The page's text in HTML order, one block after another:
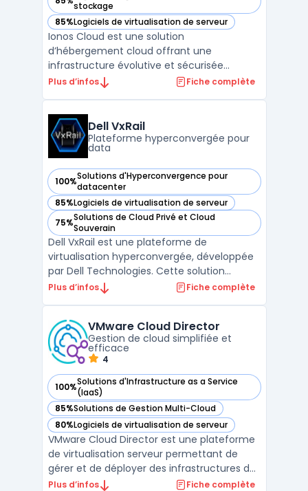
stockage
— voir Ionos Cloud dans cette catégorie
85%Logiciels de virtualisation de serveur
— voir Ionos Cloud dans cette catégorie
Ionos Cloud est une solution
d’hébergement cloud offrant une
infrastructure évolutive et sécurisée
adaptée aux besoins des entreprises. Grâce
haut niveau de flexibilité et d’évolutivité. La
plateforme assure une gest ...
Plus d’infos Fiche complète
Dell VxRail
Plateforme hyperconvergée pour
data
100%Solutions d'Hyperconvergence pour
datacenter
— voir Dell VxRail dans cette catégorie
85%Logiciels de virtualisation de serveur
— voir Dell VxRail dans cette catégorie
75%Solutions de Cloud Privé et Cloud
Souverain
— voir Dell VxRail dans cette catégorie
Dell VxRail est une plateforme de
virtualisation hyperconvergée, développée
par Dell Technologies. Cette solution
intègre des serveurs, système de stockage,
accrue. Le système est facile à déployer et
à gérer, ce qui le re ...
Plus d’infos Fiche complète
VMware Cloud Director
Gestion de cloud simplifiée et
efficace
4
100%Solutions d'Infrastructure as a Service
(IaaS)
— voir VMware Cloud Director dans cette catégorie
85%Solutions de Gestion Multi-Cloud
— voir VMware Cloud Director dans cette catégorie
80%Logiciels de virtualisation de serveur
— voir VMware Cloud Director dans cette catégorie
VMware Cloud Director est une plateforme
de virtualisation serveur permettant de
gérer et de déployer des infrastructures de
Cloud hybrides et multi-Cloud. Cette
Plus d’infos Fiche complète